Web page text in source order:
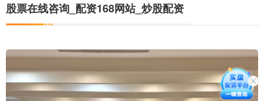
股票在线咨询_配资168网站_炒股配资